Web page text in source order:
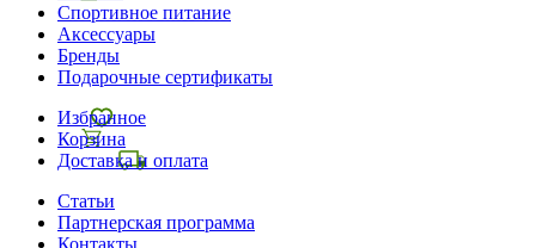
Спортивное питание
Аксессуары
Бренды
Подарочные сертификаты
Избранное
Корзина
Доставка и оплата
Статьи
Партнерская программа
Контакты